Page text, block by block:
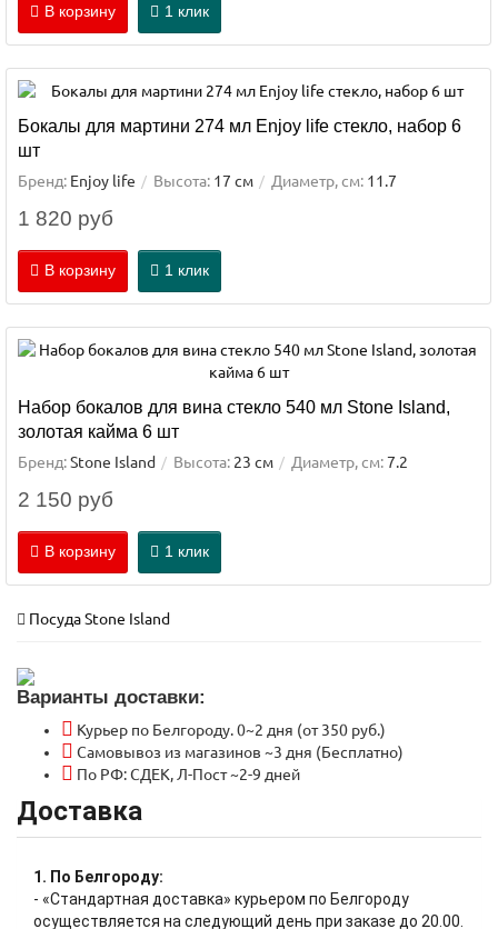
В корзину 1 клик
Бокалы для мартини 274 мл Enjoy life стекло, набор 6
шт
Бренд: Enjoy life Высота: 17 см Диаметр, см: 11.7
1 820 руб
В корзину 1 клик
Набор бокалов для вина стекло 540 мл Stone Island,
золотая кайма 6 шт
Бренд:Stone Island Высота: 23 см Диаметр, см:7.2
2 150 руб
В корзину 1 клик
Посуда Stone Island
Варианты доставки:
Курьер по Белгороду. 0~2 дня (от 350 руб.)
Самовывоз из магазинов ~3 дня (Бесплатно)
По РФ: СДЕК, Л-Пост ~2-9 дней
Доставка
1. По Белгороду:
- «Стандартная доставка» курьером по Белгороду
осуществляется на следующий день при заказе до 20.00.